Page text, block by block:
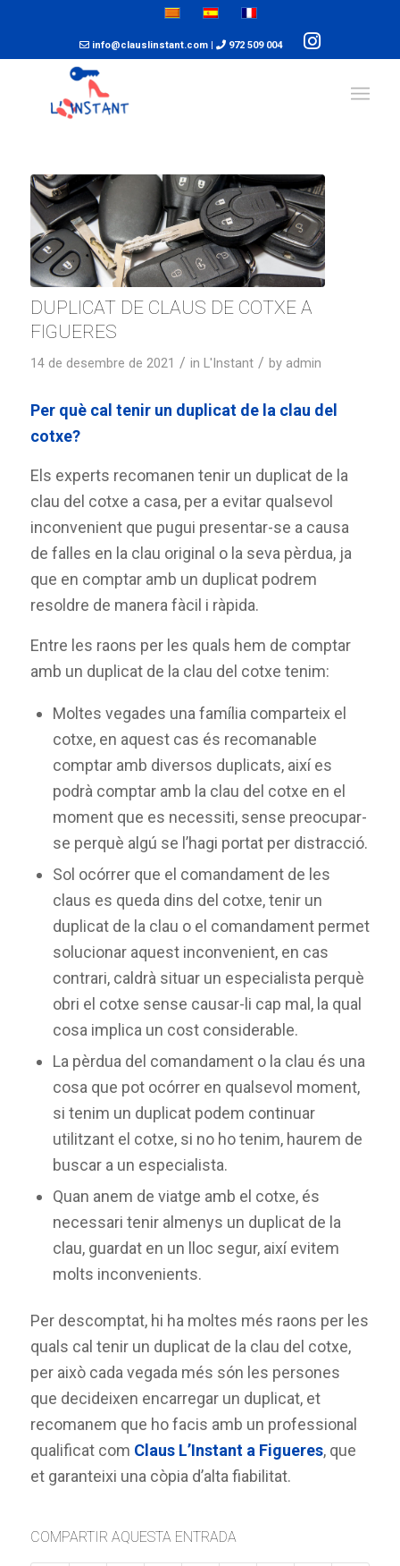
info@clauslinstant.com| 972 509 004
DUPLICAT DE CLAUS DE COTXE A
FIGUERES
14 de desembre de 2021 / in L'Instant / by admin
Per què cal tenir un duplicat de la clau del
cotxe?
Els experts recomanen tenir un duplicat de la
clau del cotxe a casa, per a evitar qualsevol
inconvenient que pugui presentar-se a causa
de falles en la clau original o la seva pèrdua, ja
que en comptar amb un duplicat podrem
resoldre de manera fàcil i ràpida.
Entre les raons per les quals hem de comptar
amb un duplicat de la clau del cotxe tenim:
Moltes vegades una família comparteix el
cotxe, en aquest cas és recomanable
comptar amb diversos duplicats, així es
podrà comptar amb la clau del cotxe en el
moment que es necessiti, sense preocupar-
se perquè algú se l’hagi portat per distracció.
Sol ocórrer que el comandament de les
claus es queda dins del cotxe, tenir un
duplicat de la clau o el comandament permet
solucionar aquest inconvenient, en cas
contrari, caldrà situar un especialista perquè
obri el cotxe sense causar-li cap mal, la qual
cosa implica un cost considerable.
La pèrdua del comandament o la clau és una
cosa que pot ocórrer en qualsevol moment,
si tenim un duplicat podem continuar
utilitzant el cotxe, si no ho tenim, haurem de
buscar a un especialista.
Quan anem de viatge amb el cotxe, és
necessari tenir almenys un duplicat de la
clau, guardat en un lloc segur, així evitem
molts inconvenients.
Per descomptat, hi ha moltes més raons per les
quals cal tenir un duplicat de la clau del cotxe,
per això cada vegada més són les persones
que decideixen encarregar un duplicat, et
recomanem que ho facis amb un professional
qualificat com Claus L’Instant a Figueres, que
et garanteixi una còpia d’alta fiabilitat.
COMPARTIR AQUESTA ENTRADA